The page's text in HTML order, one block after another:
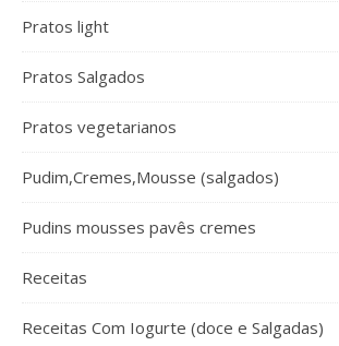
Pratos light
Pratos Salgados
Pratos vegetarianos
Pudim,Cremes,Mousse (salgados)
Pudins mousses pavês cremes
Receitas
Receitas Com Iogurte (doce e Salgadas)